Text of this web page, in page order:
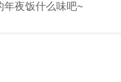
年夜饭什么味吧~